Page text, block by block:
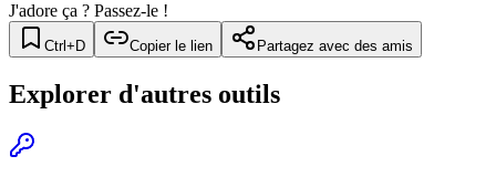
J'adore ça ? Passez-le !
Ctrl+D Copier le lien Partagez avec des amis
Explorer d'autres outils